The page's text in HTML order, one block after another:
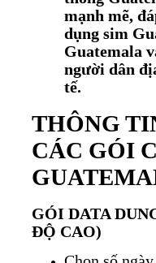
mạnh mẽ,
dụng sim
Guatemala
người dân
tế.
THÔNG
CÁC GÓI
GÓI DATA
ĐỘ CAO)